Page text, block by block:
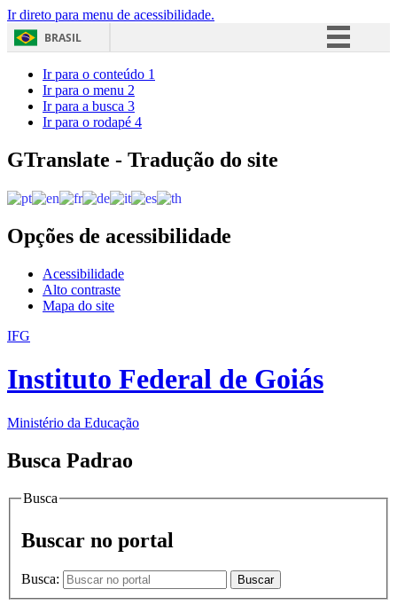
Ir direto para menu de acessibilidade.
BRASIL
Acesso à informação
Ir para o conteúdo 1
Ir para o menu 2
Ir para a busca 3
Ir para o rodapé 4
GTranslate - Tradução do site
Opções de acessibilidade
Acessibilidade
Alto contraste
Mapa do site
IFG
Instituto Federal de Goiás
Ministério da Educação
Busca Padrao
Busca
Buscar no portal
Busca: Buscar